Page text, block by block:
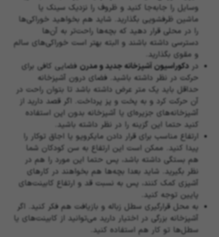
وسایل را جابه‌جا کنید و ظروف را نزدیک سینک یا
ماشین ظرفشویی بگذارید. شاید هم بخواهید خوراکی‌ها
را در محلی قرار دهید که بچه‌ها راحت‌تر به آن‌ها
دسترسی داشته باشند و البته بهتر است خوراکی‌های سالم
و مقوی بگذارید.
دردکوراسیون آشپزخانه جدید و مدرن فضایی کافی برای
حرکت در نظر داشته باشید. فضای درون آشپزخانه
حداقل باید یک متر عرض داشته باشد تا بتوان راحت در
آن حرکت کرد و به پخت و پز پرداخت. اگر قصد دارید از
آشپزخانه‌های جزیره‌ای یا آشپزخانه بدون اپن استفاده
کنید حتما این گزینه را در نظر داشته باشید.
ارتفاع مناسب برای قرار دادن مایکرویو یا اجاق توکار را
پیدا کنید. ممکن است این ارتفاع به سن کودکان شما
هم بستگی داشته باشد، پس حتما این مورد را هم در
نظر بگیرید. شاید بعدا بچه‌ها هم بخواهند در کارهای
آشپزی کمک کنند، پس به نسبت قد و ارتفاع کابینت‌های
پایین توجه کنید.
به محل قرارگیری سطل زباله و بازیافت هم فکر کنید. اگر
آشپزخانه بزرگی در اختیار دارید می‌توانید از کابینت‌های یا
سطل‌ها تو کار هم استفاده کنید.